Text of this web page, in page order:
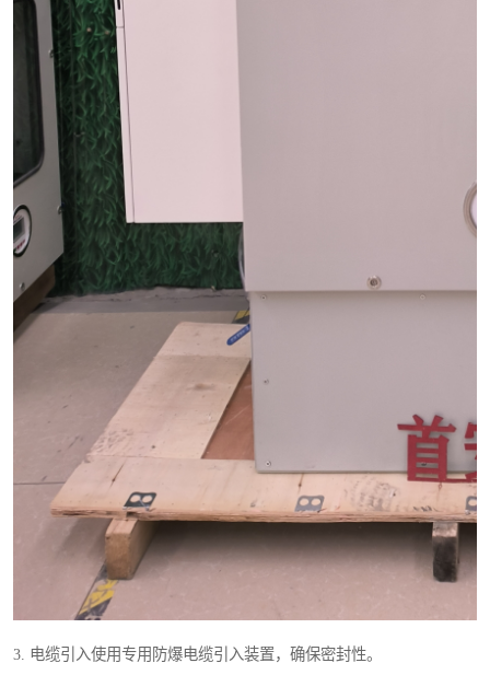
3. 电缆引入使用专用防爆电缆引入装置，确保密封性。